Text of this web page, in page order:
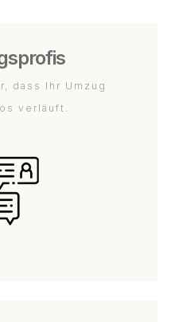
dass Ihr Umzug
verläuft.